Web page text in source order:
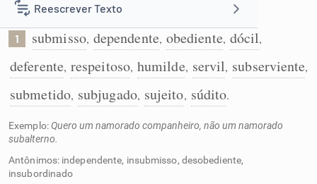
Reescrever Texto
Resumir Texto
Corrigir Texto
Detector de IA
Humanizador de IA
Que é submisso:
1 submisso, dependente, obediente, dócil,
deferente, respeitoso, humilde, servil, subserviente,
submetido, subjugado, sujeito, súdito.
Exemplo:Quero um namorado companheiro, não um namorado
subalterno.
Antônimos: independente, insubmisso, desobediente,
insubordinado